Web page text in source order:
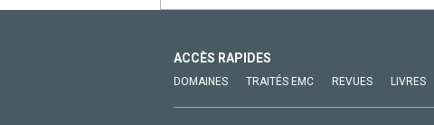
ACCÈS RAPIDES
DOMAINES TRAITÉS EMC REVUES LIVRES